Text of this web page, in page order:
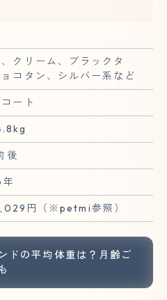
クリーム、ブラックタ
コタン、シルバー系など
ート
後
円（※petmi参照）
ドの平均体重は？月齢ご